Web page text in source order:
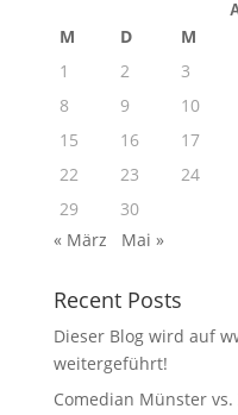
M D M
1
2 3
8
9 10
15
16 17
22
23 24
29
30
« März
Mai »
Recent Posts
Dieser Blog wird auf
weitergeführt!
Comedian Münster